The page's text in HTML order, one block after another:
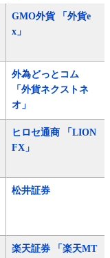
GMO外貨 「外貨e
x」
外為どっとコム
「外貨ネクストネ
オ」
ヒロセ通商 「LION
FX」
松井証券
楽天証券 「楽天MT